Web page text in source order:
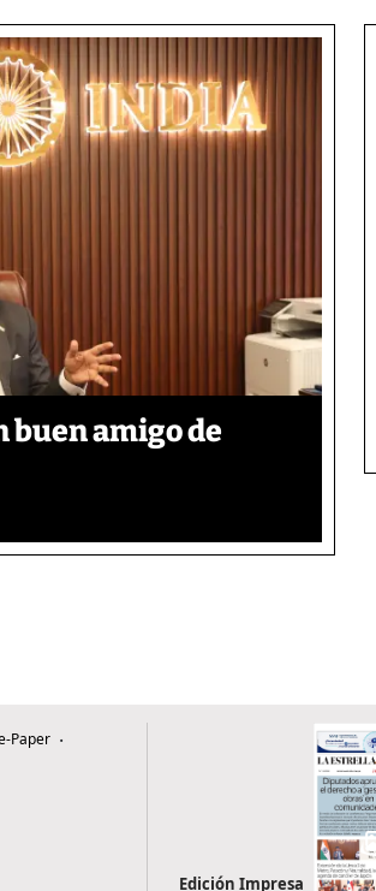
buen amigo de
Paper
Edición Impresa